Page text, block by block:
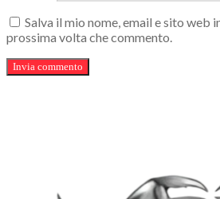
Salva il mio nome, email e sito web
prossima volta che commento.